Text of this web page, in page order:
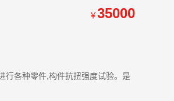
￥35000
行各种零件,构件抗扭强度试验。是